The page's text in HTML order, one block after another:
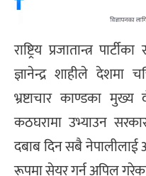
राष्ट्रिय प्रजातान्त्र
ज्ञानेन्द्र शाहीले देशमा
भ्रष्टाचार काण्डका मुख्य
कठघरामा उभ्याउन
दबाब दिन सबै
रूपमा सेयर गर्न अपिल